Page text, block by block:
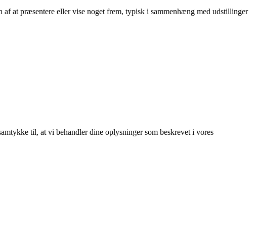
af at præsentere eller vise noget frem, typisk i sammenhæng med udstillinger
til, at vi behandler dine oplysninger som beskrevet i vores